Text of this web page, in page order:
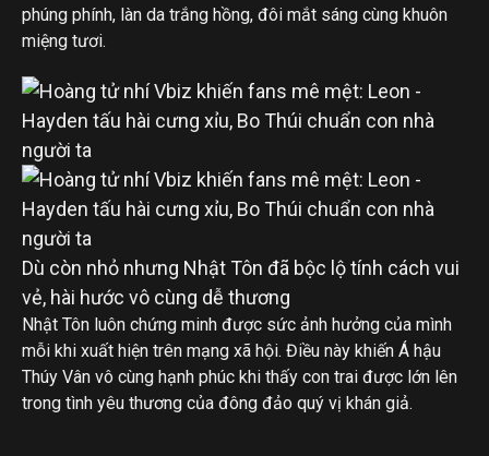
phúng phính, làn da trắng hồng, đôi mắt sáng cùng khuôn
miệng tươi.
Dù còn nhỏ nhưng Nhật Tôn đã bộc lộ tính cách vui
vẻ, hài hước vô cùng dễ thương
Nhật Tôn luôn chứng minh được sức ảnh hưởng của mình
mỗi khi xuất hiện trên mạng xã hội. Điều này khiến Á hậu
Thúy Vân vô cùng hạnh phúc khi thấy con trai được lớn lên
trong tình yêu thương của đông đảo quý vị khán giả.